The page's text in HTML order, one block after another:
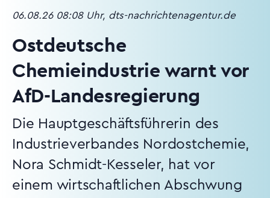
06.08.26 08:08 Uhr, dts-nachrichtenagentur.de
Ostdeutsche
Chemieindustrie warnt vor
AfD-Landesregierung
Die Hauptgeschäftsführerin des
Industrieverbandes Nordostchemie,
Nora Schmidt-Kesseler, hat vor
einem wirtschaftlichen Abschwung